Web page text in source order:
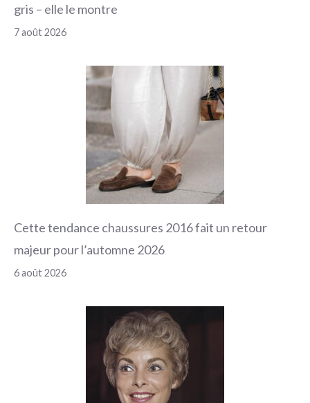
gris – elle le montre
7 août 2026
Cette tendance chaussures 2016 fait un retour
majeur pour l’automne 2026
6 août 2026